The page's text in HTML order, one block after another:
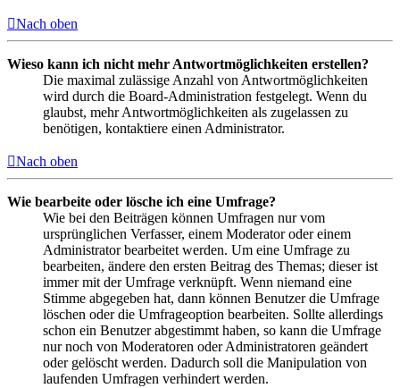
Nach oben
Wieso kann ich nicht mehr Antwortmöglichkeiten erstellen?
Die maximal zulässige Anzahl von Antwortmöglichkeiten
wird durch die Board-Administration festgelegt. Wenn du
glaubst, mehr Antwortmöglichkeiten als zugelassen zu
benötigen, kontaktiere einen Administrator.
Nach oben
Wie bearbeite oder lösche ich eine Umfrage?
Wie bei den Beiträgen können Umfragen nur vom
ursprünglichen Verfasser, einem Moderator oder einem
Administrator bearbeitet werden. Um eine Umfrage zu
bearbeiten, ändere den ersten Beitrag des Themas; dieser ist
immer mit der Umfrage verknüpft. Wenn niemand eine
Stimme abgegeben hat, dann können Benutzer die Umfrage
löschen oder die Umfrageoption bearbeiten. Sollte allerdings
schon ein Benutzer abgestimmt haben, so kann die Umfrage
nur noch von Moderatoren oder Administratoren geändert
oder gelöscht werden. Dadurch soll die Manipulation von
laufenden Umfragen verhindert werden.